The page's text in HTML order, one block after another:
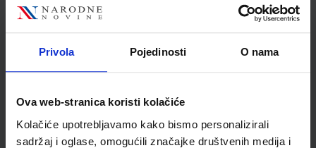
Privola Pojedinosti O nama
Ova web-stranica koristi kolačiće
Kolačiće upotrebljavamo kako bismo personalizirali
sadržaj i oglase, omogućili značajke društvenih medija i
ŠIFRA OMOTA: 500261
dodatnim digitalnim sadržajima
Autor(i): Danijel Orešić Igor Tišma Ružica Vuk Alenka Bujan
Nakladnik:
ŠKOLSKA KNJIGA d.d. Registarski broj ministarstva: 7625